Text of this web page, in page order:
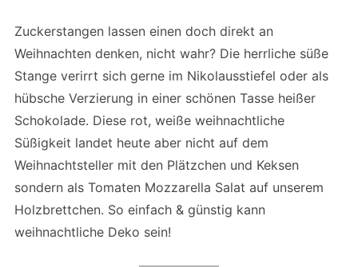
Zuckerstangen lassen einen doch direkt an
Weihnachten denken, nicht wahr? Die herrliche süße
Stange verirrt sich gerne im Nikolausstiefel oder als
hübsche Verzierung in einer schönen Tasse heißer
Schokolade. Diese rot, weiße weihnachtliche
Süßigkeit landet heute aber nicht auf dem
Weihnachtsteller mit den Plätzchen und Keksen
sondern als Tomaten Mozzarella Salat auf unserem
Holzbrettchen. So einfach & günstig kann
weihnachtliche Deko sein!